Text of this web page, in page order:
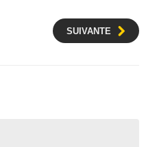
SUIVANTE